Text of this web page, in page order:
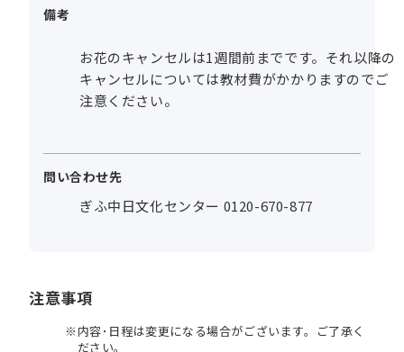
備考
お花のキャンセルは1週間前までです。それ以降の
キャンセルについては教材費がかかりますのでご
注意ください。
問い合わせ先
ぎふ中日文化センター 0120-670-877
注意事項
内容･日程は変更になる場合がございます。ご了承く
ださい。